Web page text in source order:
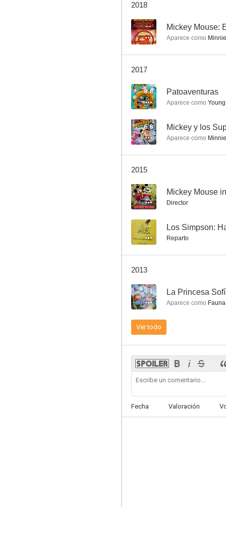
Los tres mosqueteros
7.1
Fantasía 2000
6.5
Babe, el cerdito valiente
Los cuentos de Minnie
10
2018
-- Mickey Mouse:
Aparece como
2017
8.8 Patoaventuras
Aparece como
6.8 Mickey y los
Aparece como
2015
-- Mickey Mouse
Director
-- Los Simpson:
Reparto
2013
9.1 La Princesa
Aparece como Fauna
Ver todo
Fecha Valoración